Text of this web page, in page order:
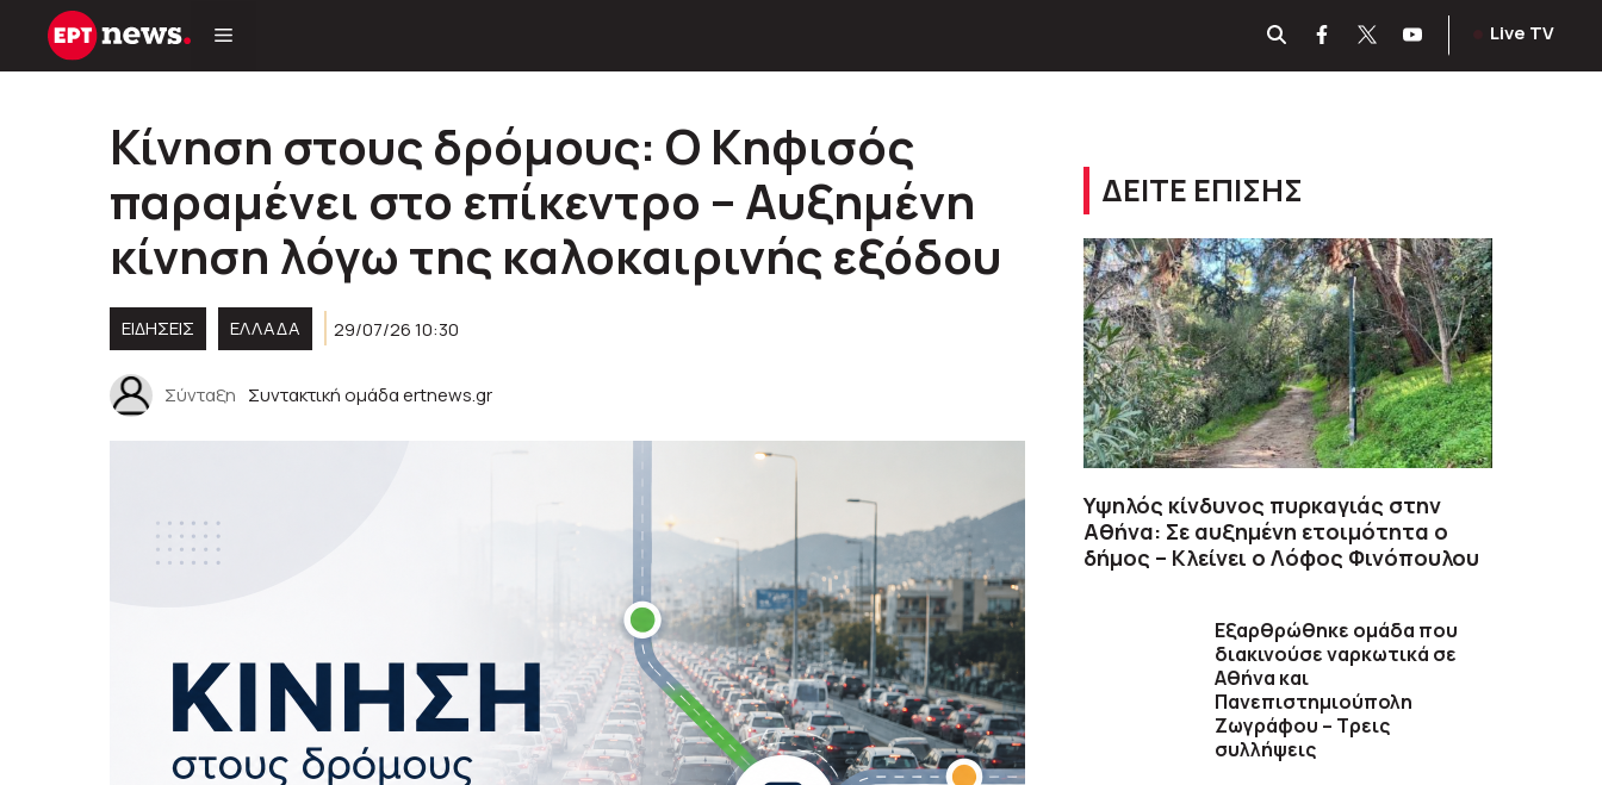
Μετάβαση
Live TV
Κίνηση στους δρόμους: Ο Κηφισός
παραμένει στο επίκεντρο – Αυξημένη
κίνηση λόγω της καλοκαιρινής εξόδου
ΕΙΔΗΣΕΙΣ ΕΛΛΑΔΑ 29/07/26 10:30
Σύνταξη Συντακτική ομάδα ertnews.gr
ΔΕΙΤΕ ΕΠΙΣΗΣ
Υψηλός κίνδυνος πυρκαγιάς στην
Αθήνα: Σε αυξημένη ετοιμότητα ο
δήμος – Κλείνει ο Λόφος Φινόπουλου
Εξαρθρώθηκε ομάδα που
διακινούσε ναρκωτικά σε
Αθήνα και
Πανεπιστημιούπολη
Ζωγράφου – Τρεις
συλλήψεις